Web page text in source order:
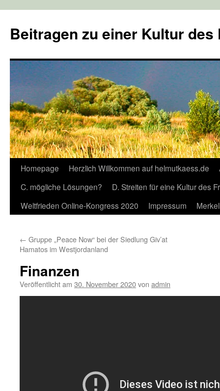
springen
Beitragen zu einer Kultur des
Homepage Herzlich Willkommen auf helmutkaess.de
C. mögliche Lösungen?
D. Streiten für eine Kultur des
Weltfrieden Online-Kongress 2020
Impressum
← Gruppe „Peace Now“ bei der Siedlung Giv’at
Hamatos im Westjordanland
Finanzen
Veröffentlicht am 30. November 2020von admin